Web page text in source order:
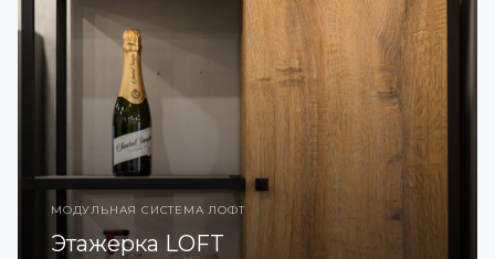
МОДУЛЬНАЯ СИСТЕМА ЛОФТ
Этажерка LOFT